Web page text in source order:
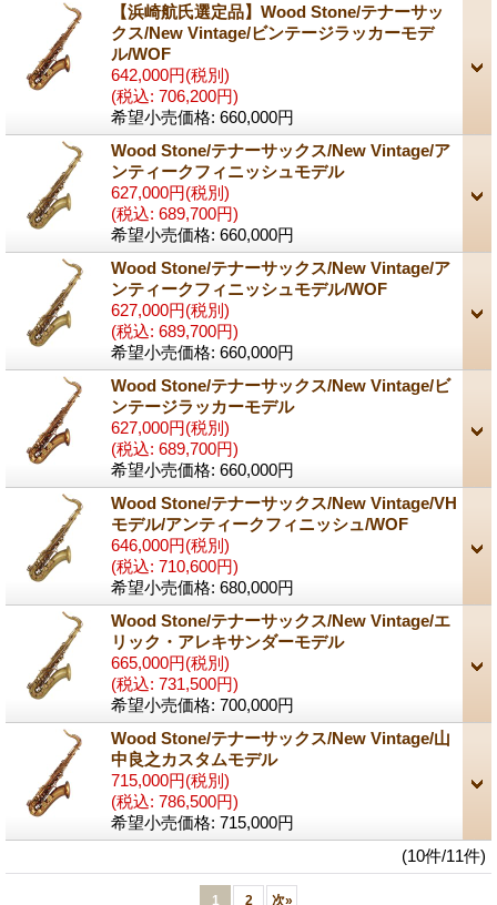
【浜崎航氏選定品】Wood Stone/テナーサッ
クス/New Vintage/ビンテージラッカーモデ
ル/WOF
642,000円(税別)
(税込: 706,200円)
希望小売価格: 660,000円
Wood Stone/テナーサックス/New Vintage/ア
ンティークフィニッシュモデル
627,000円(税別)
(税込: 689,700円)
希望小売価格: 660,000円
Wood Stone/テナーサックス/New Vintage/ア
ンティークフィニッシュモデル/WOF
627,000円(税別)
(税込: 689,700円)
希望小売価格: 660,000円
Wood Stone/テナーサックス/New Vintage/ビ
ンテージラッカーモデル
627,000円(税別)
(税込: 689,700円)
希望小売価格: 660,000円
Wood Stone/テナーサックス/New Vintage/VH
モデル/アンティークフィニッシュ/WOF
646,000円(税別)
(税込: 710,600円)
希望小売価格: 680,000円
Wood Stone/テナーサックス/New Vintage/エ
リック・アレキサンダーモデル
665,000円(税別)
(税込: 731,500円)
希望小売価格: 700,000円
Wood Stone/テナーサックス/New Vintage/山
中良之カスタムモデル
715,000円(税別)
(税込: 786,500円)
希望小売価格: 715,000円
(10件/11件)
1 2 次»